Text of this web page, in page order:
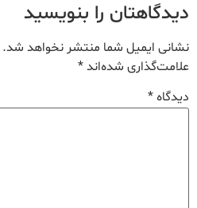
دیدگاهتان را بنویسید
نشانی ایمیل شما منتشر نخواهد شد.
علامت‌گذاری شده‌اند*
دیدگاه*